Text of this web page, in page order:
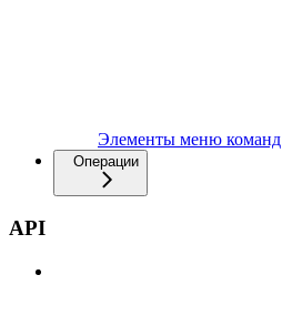
Элементы меню команд
Операции
API